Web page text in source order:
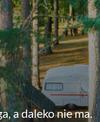
a daleko nie ma.